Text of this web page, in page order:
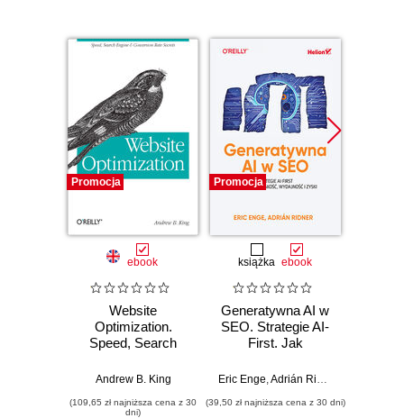
Promocja
ebook
Website
Optimization.
Speed, Search
Conversion Rate
Andrew B. King
(109,65 zł najniższa cena z 30
dni)
Promocja
książka ebook
Generatywna AI w
SEO. Strategie AI-
First. Jak
wydajność i zyski
Eric Enge Adrián Ridner
(39,50 zł najniższa cena z 30 dni)